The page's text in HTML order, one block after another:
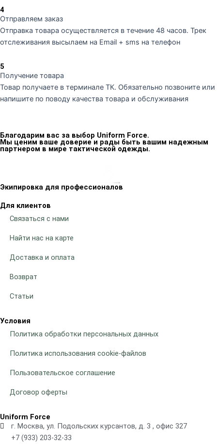
4
Отправляем заказ
Отправка товара осуществляется в течение 48 часов. Трек
отслеживания высылаем на Email + sms на телефон
5
Получение товара
Товар получаете в терминале ТК. Обязательно позвоните или
напишите по поводу качества товара и обслуживания
Благодарим вас за выбор Uniform Force.
Мы ценим ваше доверие и рады быть вашим надежным
партнером в мире тактической одежды.
Экипировка для профессионалов
Для клиентов
Связаться с нами
Найти нас на карте
Доставка и оплата
Возврат
Статьи
Условия
Политика обработки персональных данных
Политика использования cookie-файлов
Пользовательское соглашение
Договор оферты
Uniform Force
г. Москва, ул. Подольских курсантов, д. 3 , офис 327
+7 (933) 203-32-33